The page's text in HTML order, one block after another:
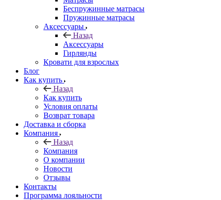
Беспружинные матрасы
Пружинные матрасы
Аксессуары
Назад
Аксессуары
Гирлянды
Кровати для взрослых
Блог
Как купить
Назад
Как купить
Условия оплаты
Возврат товара
Доставка и сборка
Компания
Назад
Компания
О компании
Новости
Отзывы
Контакты
Программа лояльности